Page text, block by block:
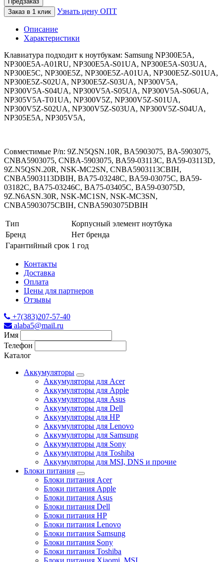
Заказ в 1 клик
Узнать цену ОПТ
Описание
Характеристики
Клавиатура подходит к ноутбукам: Samsung NP300E5A,
NP300E5A-A01RU, NP300E5A-S01UA, NP300E5A-S03UA,
NP300E5C, NP300E5Z, NP300E5Z-A01UA, NP300E5Z-S01UA,
NP300E5Z-S02UA, NP300E5Z-S03UA, NP300V5A,
NP300V5A-S04UA, NP300V5A-S05UA, NP300V5A-S06UA,
NP305V5A-T01UA, NP300V5Z, NP300V5Z-S01UA,
NP300V5Z-S02UA, NP300V5Z-S03UA, NP300V5Z-S04UA,
NP305E5A, NP305V5A,
Совместимые P/n: 9Z.N5QSN.10R, BA5903075, BA-5903075,
CNBA5903075, CNBA-5903075, BA59-03113C, BA59-03113D,
9Z.N5QSN.20R, NSK-MC2SN, CNBA5903113CBIH,
CNBA5903113DBIH, BA75-03248C, BA59-03075C, BA59-
03182C, BA75-03246C, BA75-03405C, BA59-03075D,
9Z.N6ASN.30R, NSK-MC1SN, NSK-MC3SN,
CNBA5903075CBIH, CNBA5903075DBIH
Тип
Корпусный элемент ноутбука
Бренд
Нет бренда
Гарантийный срок 1 год
Контакты
Доставка
Оплата
Цены для партнеров
Отзывы
+7(383)207-57-40
alaba5@mail.ru
Имя
Телефон
Каталог
Аккумуляторы
Аккумуляторы для Acer
Аккумуляторы для Apple
Аккумуляторы для Asus
Аккумуляторы для Dell
Аккумуляторы для HP
Аккумуляторы для Lenovo
Аккумуляторы для Samsung
Аккумуляторы для Sony
Аккумуляторы для Toshiba
Аккумуляторы для MSI, DNS и прочие
Блоки питания
Блоки питания Acer
Блоки питания Apple
Блоки питания Asus
Блоки питания Dell
Блоки питания HP
Блоки питания Lenovo
Блоки питания Samsung
Блоки питания Sony
Блоки питания Toshiba
Блоки питания Xiaomi, MSI